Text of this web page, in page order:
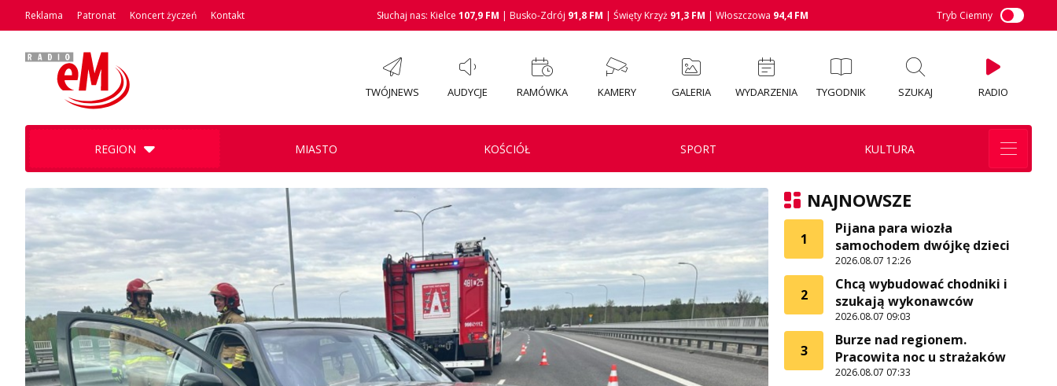
Reklama Patronat Koncert życzeń Kontakt Słuchaj nas: Kielce 107,9 FM | Busko-Zdrój 91,8 FM | Święty Krzyż 91,3 FM | Włoszczowa 94,4 FM Tryb Ciemny
TWÓJNEWS AUDYCJE RAMÓWKA KAMERY GALERIA WYDARZENIA TYGODNIK SZUKAJ RADIO
REGION MIASTO KOŚCIÓŁ SPORT KULTURA
NAJNOWSZE
1
Pijana para wiozła
samochodem dwójkę dzieci
2026.08.07 12:26
2
Chcą wybudować chodniki i
szukają wykonawców
2026.08.07 09:03
3
Burze nad regionem.
Pracowita noc u strażaków
2026.08.07 07:33